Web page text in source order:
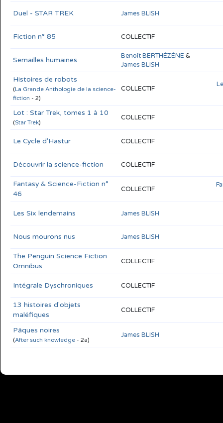
Duel - STAR TREK James BLISH
Fiction n° 85 COLLECTIF
Semailles humaines Benoît BERTHÉZÈNE &
James BLISH
Histoires de robots
(La Grande Anthologie de la science-
fiction - 2)
COLLECTIF
Lot : Star Trek, tomes 1 à 10
(Star Trek)
COLLECTIF
Le Cycle d'Hastur COLLECTIF
Découvrir la science-fiction COLLECTIF
Fantasy & Science-Fiction n°
46
COLLECTIF
Les Six lendemains James BLISH
Nous mourons nus James BLISH
The Penguin Science Fiction
Omnibus
COLLECTIF
Intégrale Dyschroniques COLLECTIF
13 histoires d'objets
maléfiques
COLLECTIF
Pâques noires
(After such knowledge - 2a)
James BLISH